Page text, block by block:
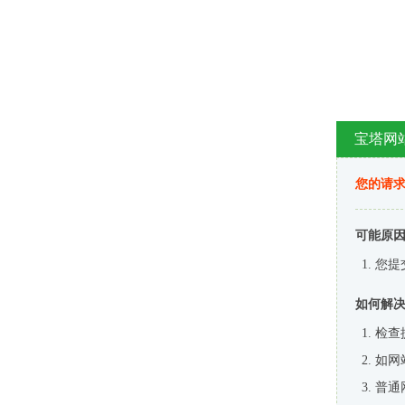
宝塔网
您的请
可能原
您提
如何解
检查
如网
普通